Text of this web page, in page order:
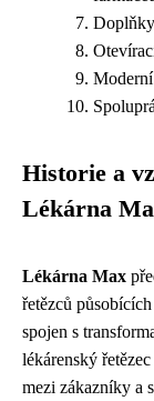
Historie a
Lékárna
Lékárna Max
řetězců
spojen s
lékárenský
mezi zákazníky a